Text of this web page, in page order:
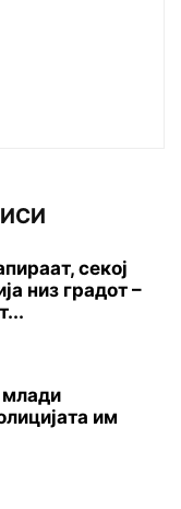
секој
низ градот –
млади
им